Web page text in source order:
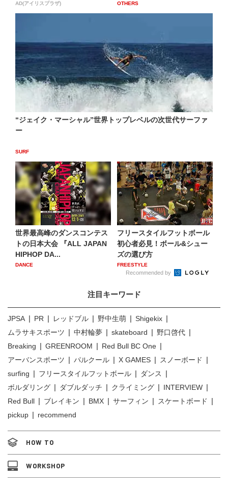
AD(アイリスプラザ) OTHERS
“ジェイク・マーシャル”世界トップレベルの次世代サーファ
ー
SURF
世界最高峰のダンスコンテス
トの日本大会 『ALL JAPAN
HIPHOP DA...
DANCE
フリースタイルフットボール
初心者必見！ボール&シュー
ズの選び方
FREESTYLE
Recommended by
注目キーワード
JPSA PR レッドブル 野中生萌
Shigekix
ムラサキスポーツ
中村輪夢 skateboard
野口啓代
Breaking
GREENROOM
Red Bull BC One
アーバンスポーツ
パルクール X GAMES
スノーボード
surfing
フリースタイルフットボール
ダンス
ボルダリング
ダブルダッチ クライミング
INTERVIEW
Red Bull
ブレイキン BMX サーフィン
スケートボード
pickup
recommend
HOW TO
WORKSHOP